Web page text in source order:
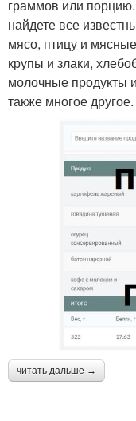
граммов или
найдете все
мясо, птицу и
крупы и злаки,
молочные продукты
также многое другое.
читать дальше →